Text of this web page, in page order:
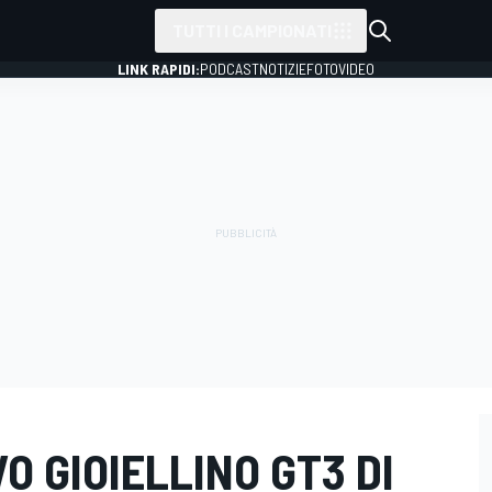
LINK RAPIDI:PODCASTNOTIZIEFOTOVIDEO
GIOIELLINO GT3 DI